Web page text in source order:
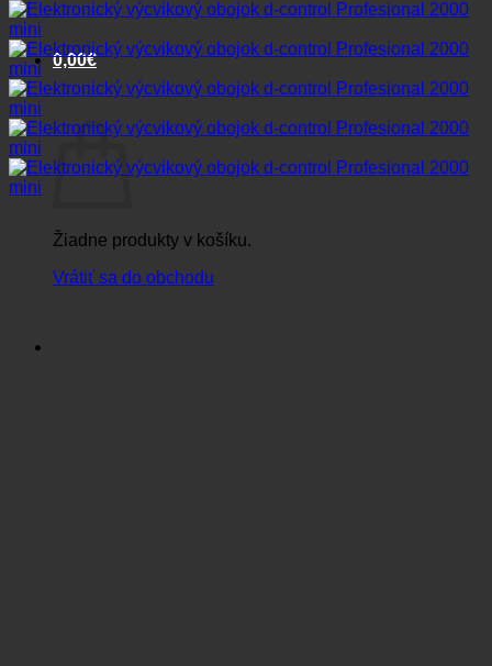
0,00€
Žiadne produkty v košíku.
Vrátiť sa do obchodu